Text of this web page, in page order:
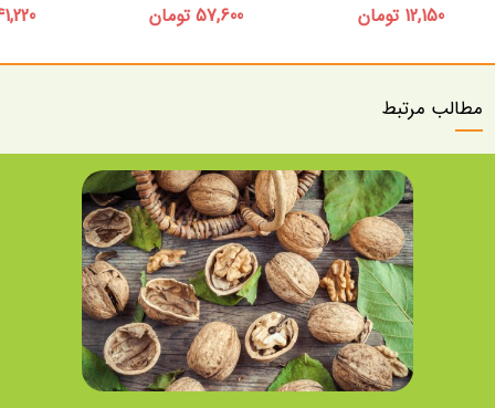
12,150 تومان 57,600 تومان 41,220
مطالب مرتبط